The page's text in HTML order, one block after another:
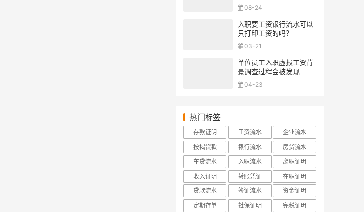
08-24
入职要工资银行流水可以
只打印工资的吗？
03-21
单位员工入职虚报工资背
景调查过程会被发现
04-23
热门标签
存款证明 工资流水
企业流水
按揭贷款
银行流水
房贷流水
车贷流水
入职流水
离职证明
收入证明
转账凭证
在职证明
贷款流水
签证流水
资金证明
定期存单
社保证明
完税证明